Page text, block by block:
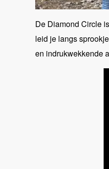
De Diamond Circle
leid je langs
en indrukwekkende